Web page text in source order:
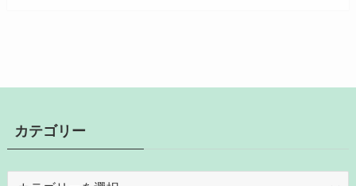
カテゴリー